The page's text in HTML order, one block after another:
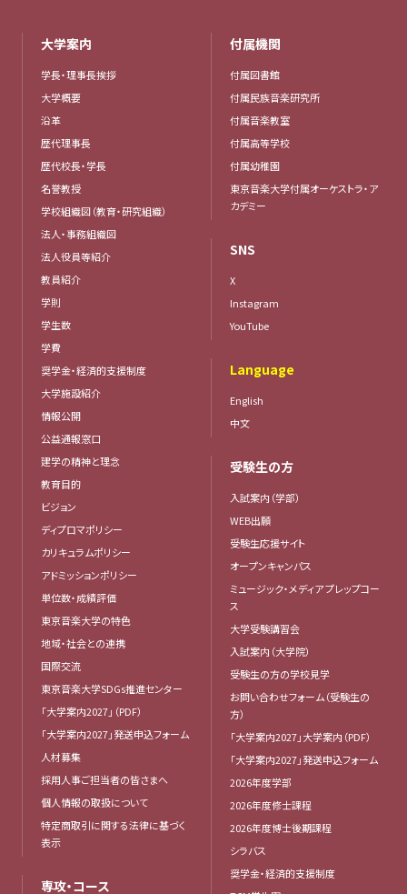
大学案内
学長・理事長挨拶
大学概要
沿革
歴代理事長
歴代校長・学長
名誉教授
学校組織図（教育・研究組織）
法人・事務組織図
法人役員等紹介
教員紹介
学則
学生数
学費
奨学金・経済的支援制度
大学施設紹介
情報公開
公益通報窓口
建学の精神と理念
教育目的
ビジョン
ディプロマポリシー
カリキュラムポリシー
アドミッションポリシー
単位数・成績評価
東京音楽大学の特色
地域・社会との連携
国際交流
東京音楽大学SDGs推進センター
「大学案内2027」（PDF）
「大学案内2027」発送申込フォーム
人材募集
採用人事ご担当者の皆さまへ
個人情報の取扱について
特定商取引に関する法律に基づく
表示
専攻・コース
付属機関
付属図書館
付属民族音楽研究所
付属音楽教室
付属高等学校
付属幼稚園
東京音楽大学付属オーケストラ・ア
カデミー
SNS
X
Instagram
YouTube
Language
English
中文
受験生の方
入試案内（学部）
WEB出願
受験生応援サイト
オープンキャンパス
ミュージック・メディア プレップコー
ス
大学受験講習会
入試案内（大学院）
受験生の方の学校見学
お問い合わせフォーム（受験生の
方）
「大学案内2027」大学案内（PDF）
「大学案内2027」発送申込フォーム
2026年度学部
2026年度修士課程
2026年度博士後期課程
シラバス
奨学金・経済的支援制度